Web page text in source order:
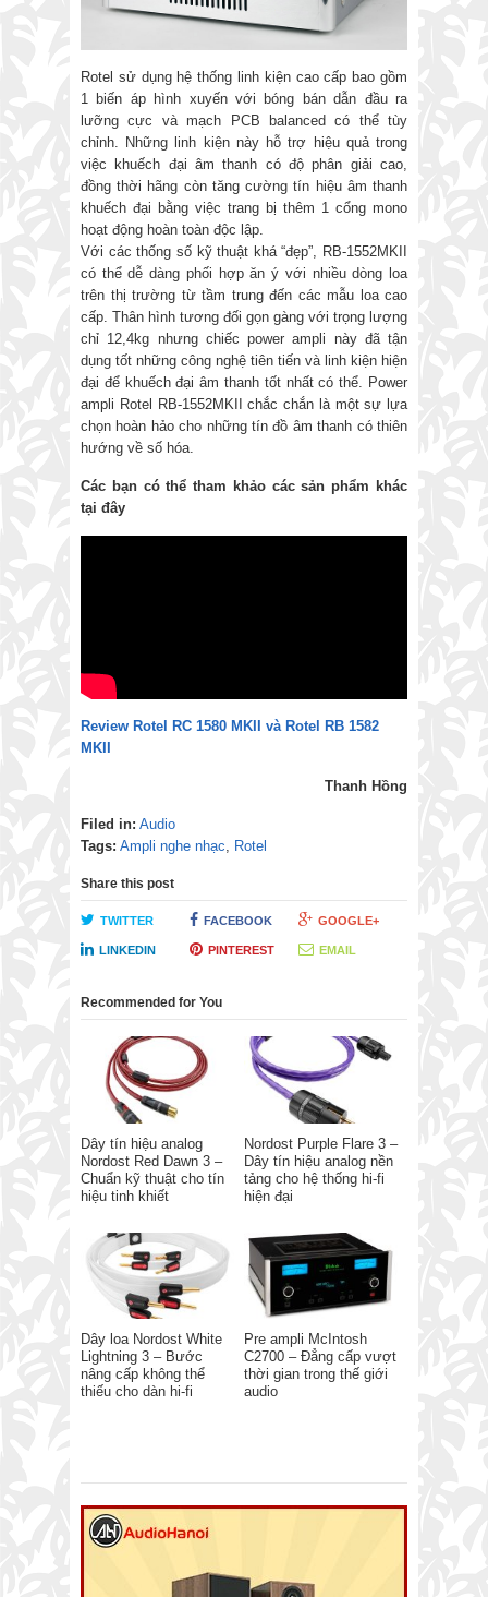
Rotel sử dụng hệ thống linh kiện cao cấp bao gồm
1 biến áp hình xuyến với bóng bán dẫn đầu ra
lưỡng cực và mạch PCB balanced có thể tùy
chỉnh. Những linh kiện này hỗ trợ hiệu quả trong
việc khuếch đại âm thanh có độ phân giải cao,
đồng thời hãng còn tăng cường tín hiệu âm thanh
khuếch đại bằng việc trang bị thêm 1 cổng mono
hoạt động hoàn toàn độc lập.
Với các thống số kỹ thuật khá “đẹp”, RB-1552MKII
có thể dễ dàng phối hợp ăn ý với nhiều dòng loa
trên thị trường từ tầm trung đến các mẫu loa cao
cấp. Thân hình tương đối gọn gàng với trọng lượng
chỉ 12,4kg nhưng chiếc power ampli này đã tận
dụng tốt những công nghệ tiên tiến và linh kiện hiện
đại để khuếch đại âm thanh tốt nhất có thể. Power
ampli Rotel RB-1552MKII chắc chắn là một sự lựa
chọn hoàn hảo cho những tín đồ âm thanh có thiên
hướng về số hóa.
Các bạn có thể tham khảo các sản phẩm khác
tại đây
Review Rotel RC 1580 MKII và Rotel RB 1582
MKII
Thanh Hồng
Filed in: Audio
Tags: Ampli nghe nhạc Rotel
Share this post
TWITTER FACEBOOK GOOGLE+
LINKEDIN PINTEREST EMAIL
Recommended for You
Dây tín hiệu analog
Nordost Red Dawn 3 –
Chuẩn kỹ thuật cho tín
hiệu tinh khiết
Nordost Purple Flare 3 –
Dây tín hiệu analog nền
tảng cho hệ thống hi-fi
hiện đại
Dây loa Nordost White
Lightning 3 – Bước
nâng cấp không thể
thiếu cho dàn hi-fi
Pre ampli McIntosh
C2700 – Đẳng cấp vượt
thời gian trong thế giới
audio